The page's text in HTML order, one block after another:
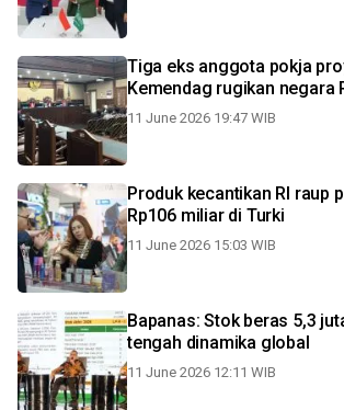
Tiga eks anggota pokja
Kemendag rugikan negara
11 June 2026 19:47 WIB
Produk kecantikan RI raup
Rp106 miliar di Turki
11 June 2026 15:03 WIB
Bapanas: Stok beras 5,3
tengah dinamika global
11 June 2026 12:11 WIB